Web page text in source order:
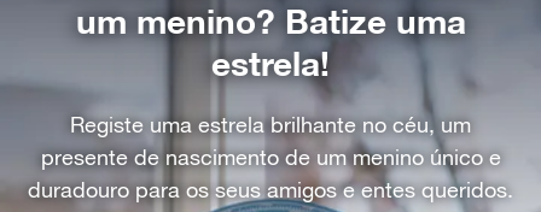
um menino? Batize uma
estrela!
Registe uma estrela brilhante no céu, um
presente de nascimento de um menino único e
duradouro para os seus amigos e entes queridos.